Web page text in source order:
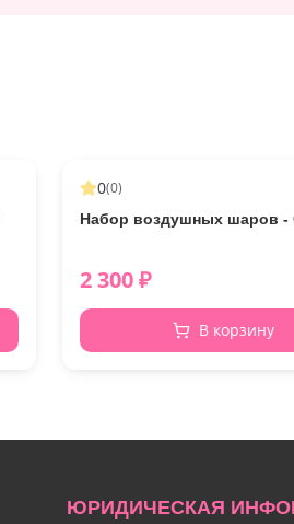
0(0)
Набор воздушных шаров -
2 300₽
В корзину
ЮРИДИЧЕСКАЯ